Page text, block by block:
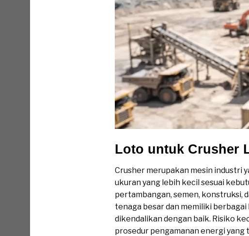
Loto untuk Crusher
Crusher merupakan mesin industri
ukuran yang lebih kecil sesuai
pertambangan, semen, konstruksi,
tenaga besar dan memiliki
dikendalikan dengan baik. Risiko
prosedur pengamanan energi